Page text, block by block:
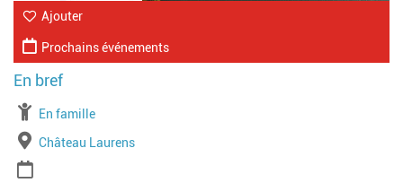
Ajouter
Prochains événements
À partir de
En famille
Lieu
Château Laurens